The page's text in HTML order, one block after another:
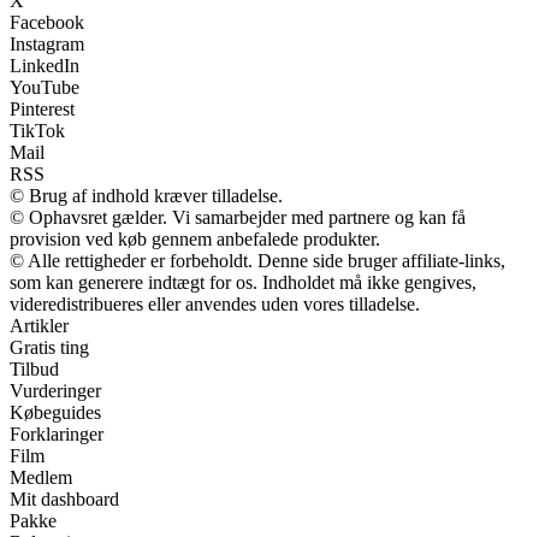
Facebook
Instagram
LinkedIn
YouTube
Pinterest
TikTok
Mail
RSS
© Brug af indhold kræver tilladelse.
© Ophavsret gælder. Vi samarbejder med partnere og kan få
provision ved køb gennem anbefalede produkter.
© Alle rettigheder er forbeholdt. Denne side bruger affiliate-links,
som kan generere indtægt for os. Indholdet må ikke gengives,
videredistribueres eller anvendes uden vores tilladelse.
Artikler
Gratis ting
Tilbud
Vurderinger
Købeguides
Forklaringer
Film
Medlem
Mit dashboard
Pakke